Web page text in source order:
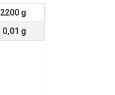
2200 g
0,01 g